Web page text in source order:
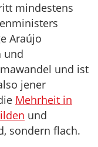
mindestens
Araújo
und
und ist
jener
Mehrheit in
und
sondern flach.